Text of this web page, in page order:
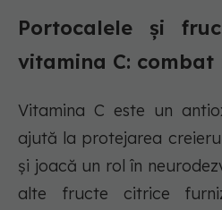
Portocalele și
vitamina C:
Vitamina C este un
ajută la protejarea
și joacă un rol în
alte fructe citrice